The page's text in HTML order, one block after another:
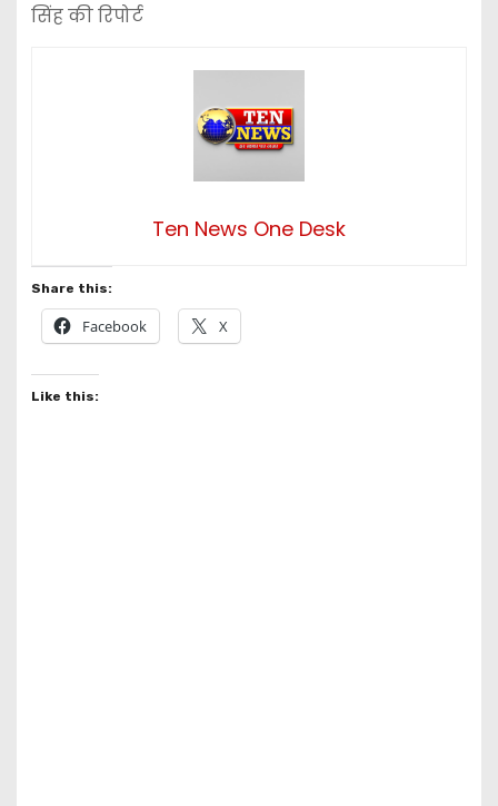
सिंह की रिपोर्ट
Ten News One Desk
Share this:
Facebook X
Like this: